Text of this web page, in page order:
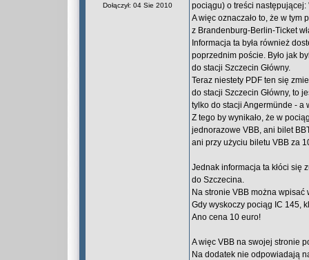
Dołączył: 04 Sie 2010
pociągu) o treści następującej:
A więc oznaczało to, że w
z Brandenburg-Berlin-Ticket
Informacja ta była również
poprzednim poście. Było jak
do stacji Szczecin Główny.
Teraz niestety PDF ten się
do stacji Szczecin Główny, to
tylko do stacji Angermünde - a
Z tego by wynikało, że w
jednorazowe VBB, ani bilet
ani przy użyciu biletu VBB za
Jednak informacja ta kłóci się
do Szczecina.
Na stronie VBB można wpisać
Gdy wyskoczy pociąg IC 145,
Ano cena 10 euro!
A więc VBB na swojej stronie
Na dodatek nie odpowiadają